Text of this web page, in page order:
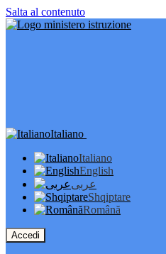
Salta al contenuto
Italiano
Italiano
English
عربى
Shqiptare
Română
Accedi